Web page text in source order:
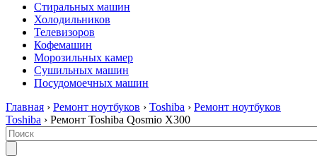
Стиральных машин
Холодильников
Телевизоров
Кофемашин
Морозильных камер
Сушильных машин
Посудомоечных машин
Главная › Ремонт ноутбуков › Toshiba › Ремонт ноутбуков
Toshiba › Ремонт Toshiba Qosmio X300